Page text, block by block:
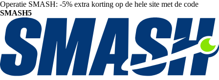
Operatie SMASH: -5% extra korting op de hele site met de code
SMASH5